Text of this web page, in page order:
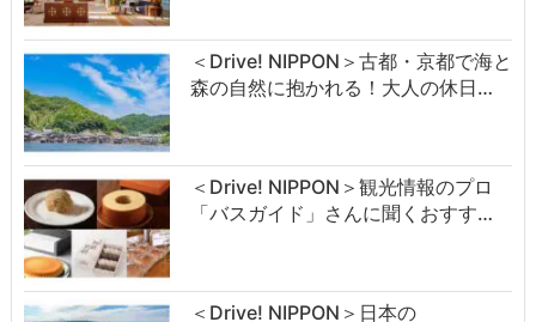
＜Drive! NIPPON＞古都・京都で海と
森の自然に抱かれる！大人の休日…
＜Drive! NIPPON＞観光情報のプロ
「バスガイド」さんに聞くおすす…
＜Drive! NIPPON＞日本の